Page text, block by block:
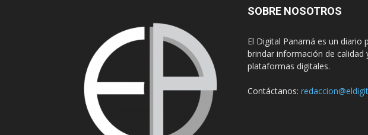
SOBRE NOSOTROS
El Digital Panamá es un
brindar información de calidad
plataformas digitales.
Contáctanos: